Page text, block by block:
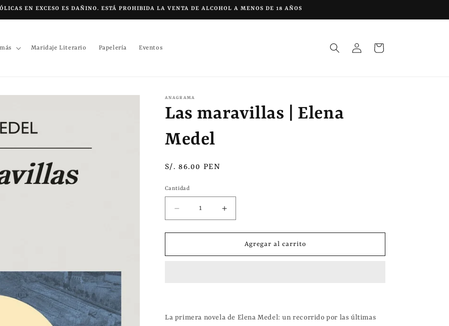
EN EXCESO ES DAÑINO. ESTÁ PROHIBIDA LA VENTA DE ALCOHOL A MENOS DE 18 AÑOS
Maridaje Literario Papelería Eventos
sesión
Carrito
ANAGRAMA
Las maravillas | Elena
Medel
Precio
S/. 86.00 PEN
Cantidad
Reducir
para
maravillas
Aumentar
para
maravillas
Agregar al carrito
La primera novela de Elena Medel: un recorrido por las últimas